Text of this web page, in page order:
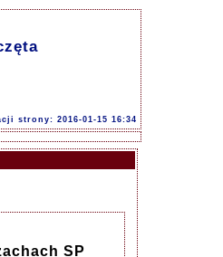
strony: 2016-01-15 16:34
SP